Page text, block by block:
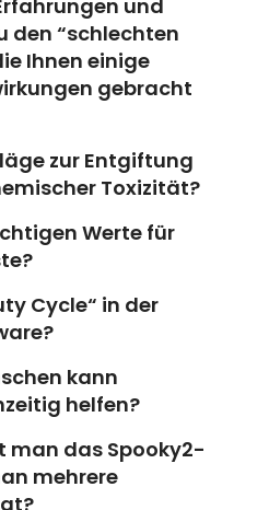
und
den “schlechten
Ihnen einige
gebracht
zur Entgiftung
Toxizität?
Werte für
Cycle“ in der
kann
helfen?
man das Spooky2-
mehrere